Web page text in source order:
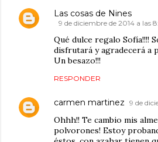
Las cosas de Nines
9 de diciembre de 2014 a las
Qué dulce regalo Sofía!!!!
disfrutará y agradecerá a
Un besazo!!!
RESPONDER
carmen martinez 9 de
Ohhh!! Te cambio mis
polvorones! Estoy